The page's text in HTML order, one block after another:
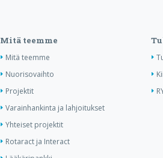
Mitä teemme
Mitä teemme
Nuorisovaihto
Projektit
Varainhankinta ja lahjoitukset
Yhteiset projektit
Rotaract ja Interact